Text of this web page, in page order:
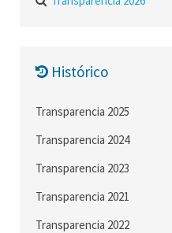
Histórico
Transparencia 2025
Transparencia 2024
Transparencia 2023
Transparencia 2021
Transparencia 2022